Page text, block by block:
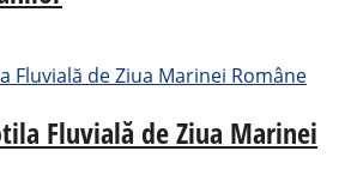
Fluvială de Ziua Marinei